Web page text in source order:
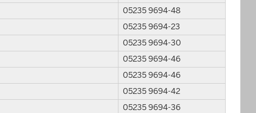
05235 9694-48
05235 9694-23
05235 9694-30
05235 9694-46
05235 9694-46
05235 9694-42
05235 9694-36